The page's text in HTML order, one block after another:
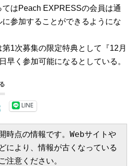
はPeach EXPRESSの会員は通
参加することができるようにな
1次募集の限定特典として『12月
早く参加可能になるとしている。
LINE
時点の情報です。Webサイトや
により、情報が古くなっている
注意ください。